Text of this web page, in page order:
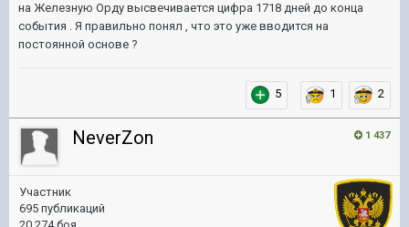
на Железную Орду высвечивается цифра 1718 дней до конца
события . Я правильно понял , что это уже вводится на
постоянной основе ?
5 1 2
1 437
NeverZon
Участник
695 публикаций